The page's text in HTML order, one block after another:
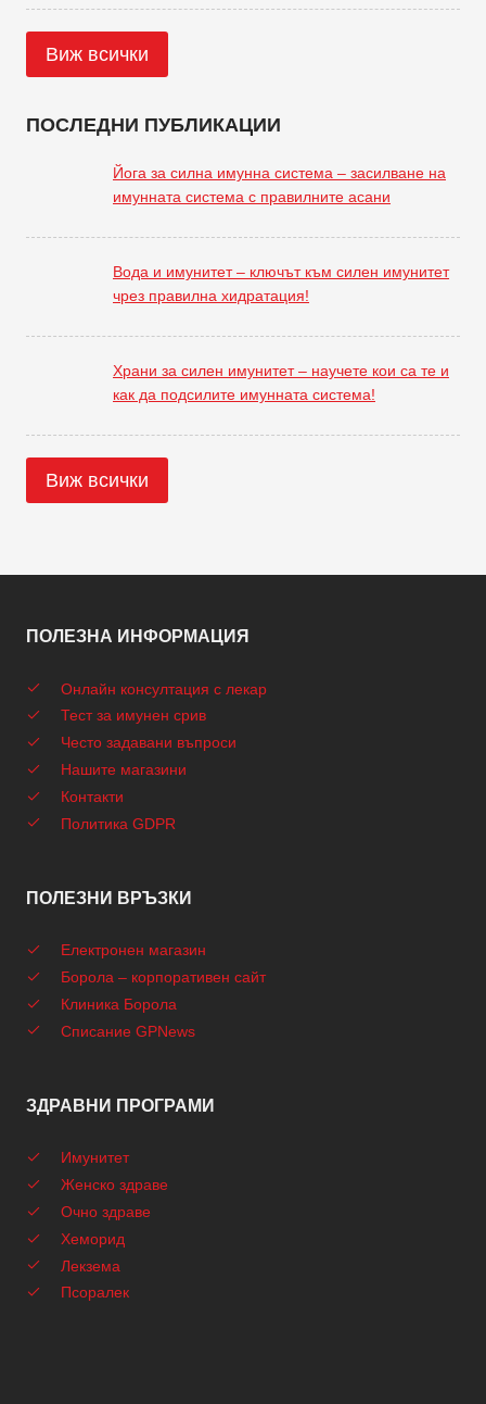
Виж всички
ПОСЛЕДНИ ПУБЛИКАЦИИ
Йога за силна имунна система – засилване на
имунната система с правилните асани
Вода и имунитет – ключът към силен имунитет
чрез правилна хидратация!
Храни за силен имунитет – научете кои са те и
как да подсилите имунната система!
Виж всички
ПОЛЕЗНА ИНФОРМАЦИЯ
Онлайн консултация с лекар
Тест за имунен срив
Често задавани въпроси
Нашите магазини
Контакти
Политика GDPR
ПОЛЕЗНИ ВРЪЗКИ
Електронен магазин
Борола – корпоративен сайт
Клиника Борола
Списание GPNews
ЗДРАВНИ ПРОГРАМИ
Имунитет
Женско здраве
Очно здраве
Хеморид
Лекзема
Псоралек